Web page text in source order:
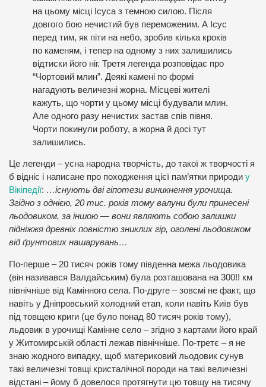
на цьому місці Ісуса з темною силою. Після
довгого бою нечистий був переможеним. А Ісус
перед тим, як піти на небо, зробив кілька кроків
по каменям, і тепер на одному з них залишились
відтиски його ніг. Третя легенда розповідає про
“Чортовий млин”. Деякі камені по формі
нагадують величезні жорна. Місцеві жителі
кажуть, що чорти у цьому місці будували млин.
Але одного разу нечистих застав спів півня.
Чорти покинули роботу, а жорна й досі тут
залишились.
Це легенди – усна народна творчість, до такої ж творчості я
б відніс і написане про походження цієї пам’ятки природи у
Вікіпедії: …існують дві гіпотези виникнення урочища.
Згідно з однією, 20 тис. років тому валуни були принесені
льодовиком, за іншою — вони являють собою залишки
підніжжя древніх повністю зниклих гір, оголені льодовиком
від ґрунтових нашарувань…
По-перше – 20 тисяч років тому південна межа льодовика
(він називався Валдайським) була розташована на 300!! км
північніше від Камінного села. По-друге – зовсмі не факт, що
навіть у Дніпровський холодний етап, коли навіть Київ був
під товщею криги (це було понад 80 тисяч років тому),
льдовик в урочищі Камінне село – згідно з картами його край
у Житомирській області лежав північніше. По-третє – я не
знаю жодного випадку, щоб материковий льодовик сунув
такі величезні товщі кристалічної породи на такі величезні
відстані – йому б довелося протягнути цю товщу на тисячу